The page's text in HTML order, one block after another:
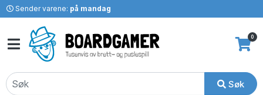
Sender varene: på mandag
Søk
0